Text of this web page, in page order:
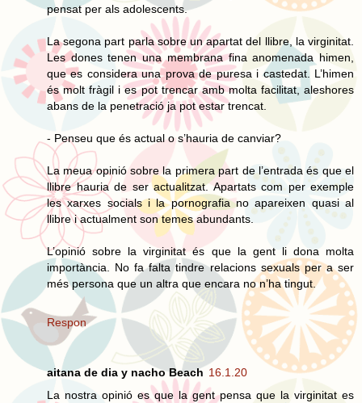
pensat per als adolescents.
La segona part parla sobre un apartat del llibre, la virginitat.
Les dones tenen una membrana fina anomenada himen,
que es considera una prova de puresa i castedat. L’himen
és molt fràgil i es pot trencar amb molta facilitat, aleshores
abans de la penetració ja pot estar trencat.
- Penseu que és actual o s’hauria de canviar?
La meua opinió sobre la primera part de l’entrada és que el
llibre hauria de ser actualitzat. Apartats com per exemple
les xarxes socials i la pornografia no apareixen quasi al
llibre i actualment son temes abundants.
L’opinió sobre la virginitat és que la gent li dona molta
importància. No fa falta tindre relacions sexuals per a ser
més persona que un altra que encara no n’ha tingut.
Respon
aitana de dia y nacho Beach 16.1.20
La nostra opinió es que la gent pensa que la virginitat es